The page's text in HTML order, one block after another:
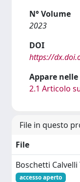
N° Volume
2023
DOI
https://
Appare
2.1 Articolo
File in questo
File
Boschetti
accesso aperto